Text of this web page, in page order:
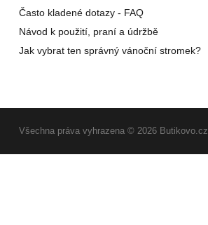
Často kladené dotazy - FAQ
Návod k použití, praní a údržbě
Jak vybrat ten správný vánoční stromek?
Všechna práva vyhrazena © 2026 Butikovo.cz